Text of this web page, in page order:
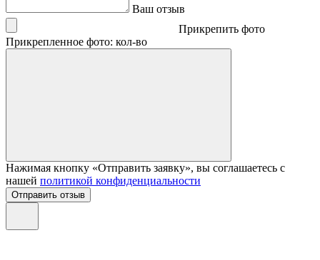
Ваш отзыв
Прикрепить фото
Прикрепленное фото: кол-во
Нажимая кнопку «Отправить заявку», вы соглашаетесь с
нашей политикой конфиденциальности
Отправить отзыв